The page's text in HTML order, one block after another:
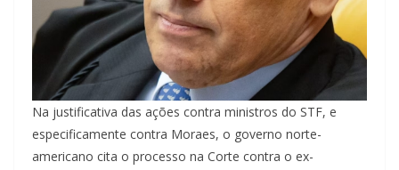
Na justificativa das ações contra ministros do STF, e
especificamente contra Moraes, o governo norte-
americano cita o processo na Corte contra o ex-